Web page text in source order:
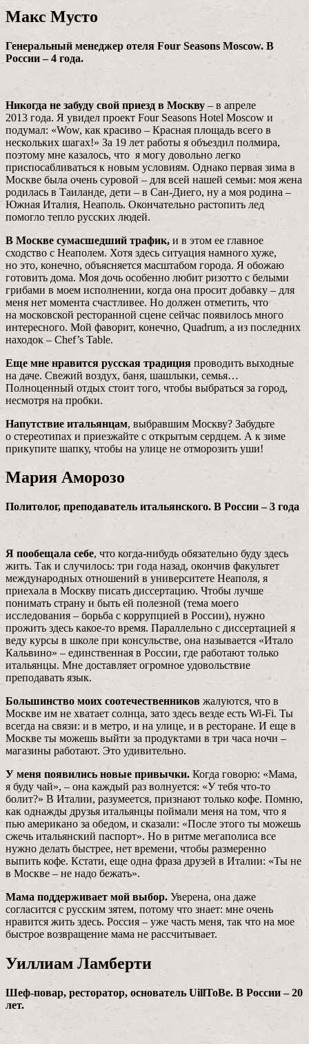
Макс Мусто
Генеральный менеджер отеля Four Seasons Moscow. В
России – 4 года.
Никогда не забуду свой приезд в Москву– в апреле
2013 года. Я увидел проект Four Seasons Hotel Moscow и
подумал: «Wow, как красиво – Красная площадь всего в
нескольких шагах!» За 19 лет работы я объездил полмира,
поэтому мне казалось, что я могу довольно легко
приспосабливаться к новым условиям. Однако первая зима в
Москве была очень суровой – для всей нашей семьи: моя жена
родилась в Таиланде, дети – в Сан-Диего, ну а моя родина –
Южная Италия, Неаполь. Окончательно растопить лед
помогло тепло русских людей.
В Москве сумасшедший трафик,и в этом ее главное
сходство с Неаполем. Хотя здесь ситуация намного хуже,
но это, конечно, объясняется масштабом города. Я обожаю
готовить дома. Моя дочь особенно любит ризотто с белыми
грибами­ в моем исполнении, когда она просит добавку – для
меня нет момента счастливее. Но должен отметить, что
на московской ресторанной сцене сейчас появилось много
интересного. Мой фаворит, конечно, Quadrum, а из последних
находок – Chef’s Table.
Еще мне нравится русская традиция проводить выходные
на даче. Свежий воздух, баня, шашлыки, семья…
Полноценный отдых стоит того, чтобы выбраться за город,
несмотря на пробки.
Напутствие итальянцам, выбравшим Москву? Забудьте
о стереотипах и приезжайте с открытым сердцем. А к зиме
прикупите шапку, чтобы на улице не отморозить уши!
Мария Аморозо
Политолог, преподаватель итальянского. В России – 3 года
Я пообещала себе, что когда-нибудь обязательно буду здесь
жить. Так и случилось: три года назад, окончив факультет
международных отношений в университете Неаполя, я
приехала в Москву писать диссертацию. Чтобы лучше
понимать страну и быть ей полезной (тема моего
исследования – борьба с коррупцией в России), нужно
прожить здесь какое-то время. Параллельно с диссертацией я
веду курсы в школе при консульстве, она называется «Итало
Кальвино» – единственная в России, где работают только
итальянцы. Мне доставляет огромное удовольствие
преподавать язык.
Большинство моих соотечественников жалуются, что в
Москве им не хватает солнца, зато здесь везде есть Wi-Fi. Ты
всегда на связи: и в метро, и на улице, и в ресторане. И еще в
Москве ты можешь выйти за продуктами в три часа ночи –
магазины работают. Это удивительно.
У меня появились новые привычки. Когда говорю: «Мама,
я буду чай», – она каждый раз волнуется: «У тебя что-то
болит?» В Италии, разумеется­, признают только кофе. Помню,
как однажды друзья итальянцы поймали меня на том, что я
пью американо за обедом, и сказали: «После этого ты можешь
сжечь итальянский паспорт». Но в ритме мегаполиса все
нужно делать быстрее, нет времени, чтобы размеренно
выпить кофе. Кстати, еще одна фраза друзей в Италии: «Ты не
в Москве – не надо бежать».
Мама поддерживает мой выбор. Уверена, она даже
согласится с русским зятем, потому что знает: мне очень
нравится жить здесь. Россия – уже часть меня, так что на мое
быстрое возвращение мама не рассчитывает.
Уиллиам Ламберти
Шеф-повар, ресторатор, основатель UillToBe. В России – 20
лет.